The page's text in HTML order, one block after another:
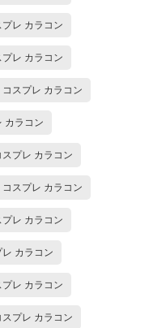
レ カラコン
レ カラコン
スプレ カラコン
カラコン
プレ カラコン
スプレ カラコン
レ カラコン
カラコン
レ カラコン
プレ カラコン